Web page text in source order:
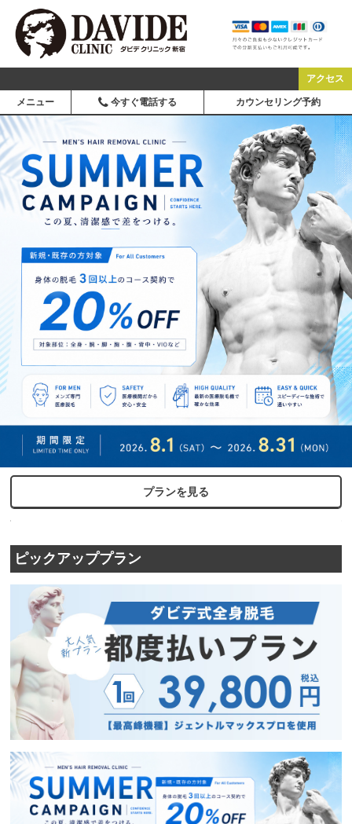
アクセス
メニュー 今すぐ電話する カウンセリング予約
プランを見る
ピックアッププラン